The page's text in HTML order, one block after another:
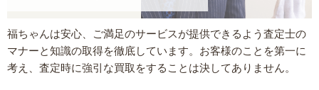
福ちゃんは安心、ご満足のサービスが提供できるよう査定士の
マナーと知識の取得を徹底しています。お客様のことを第一に
考え、査定時に強引な買取をすることは決してありません。